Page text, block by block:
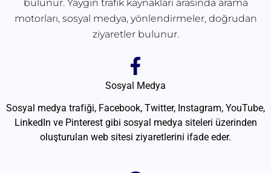
bulunur. Yaygın trafik kaynakları arasında arama
motorları, sosyal medya, yönlendirmeler, doğrudan
ziyaretler bulunur.
Sosyal Medya
Sosyal medya trafiği, Facebook, Twitter, Instagram, YouTube,
LinkedIn ve Pinterest gibi sosyal medya siteleri üzerinden
oluşturulan web sitesi ziyaretlerini ifade eder.